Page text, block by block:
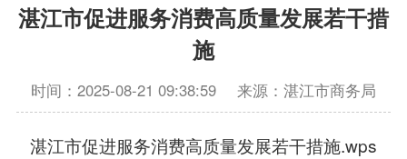
湛江市促进服务消费高质量发展若干措
施
时间：2025-08-21 09:38:59 来源：湛江市商务局
湛江市促进服务消费高质量发展若干措施.wps